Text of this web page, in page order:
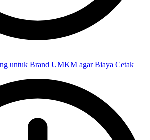
untuk Brand UMKM agar Biaya Cetak